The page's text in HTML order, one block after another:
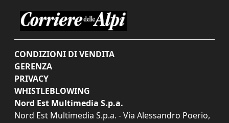
CONDIZIONI DI VENDITA
GERENZA
PRIVACY
WHISTLEBLOWING
Nord Est Multimedia S.p.a.
Nord Est Multimedia S.p.a. - Via Alessandro Poerio,